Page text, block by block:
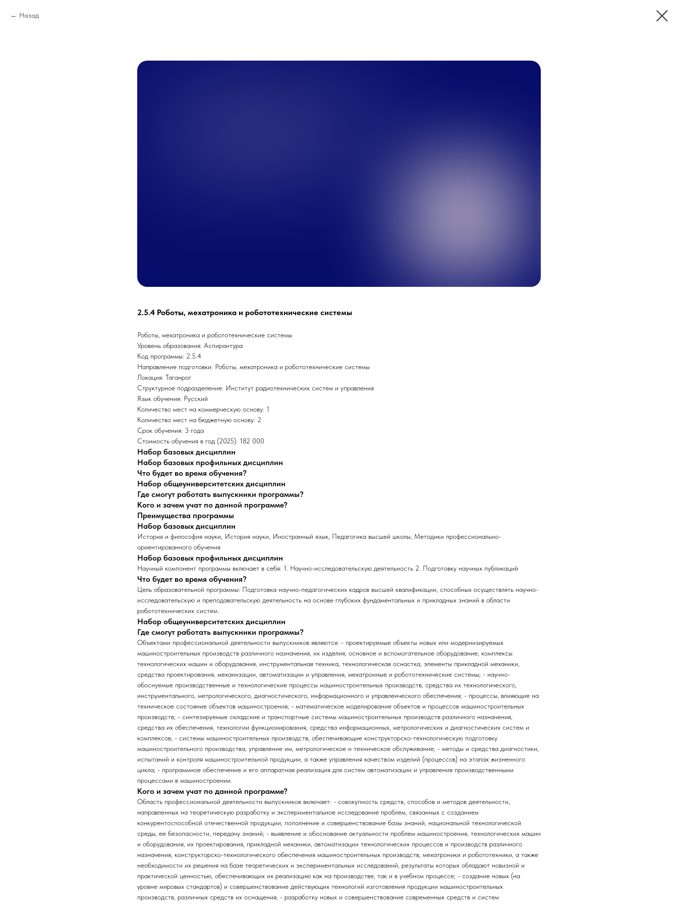
Назад
2.5.4 Роботы, мехатроника и робототехнические системы
Роботы, мехатроника и робототехнические системы
Уровень образования: Аспирантура
Код программы: 2.5.4
Направление подготовки: Роботы, мехатроника и робототехнические системы
Локация: Таганрог
Структурное подразделение: Институт радиотехнических систем и управления
Язык обучения: Русский
Количество мест на коммерческую основу: 1
Количество мест на бюджетную основу: 2
Срок обучения: 3 года
Стоимость обучения в год (2025): 182 000
Набор базовых дисциплин
Набор базовых профильных дисциплин
Что будет во время обучения?
Набор общеуниверситетских дисциплин
Где смогут работать выпускники программы?
Кого и зачем учат по данной программе?
Преимущества программы
Набор базовых дисциплин
История и философия науки, История науки, Иностранный язык, Педагогика высшей школы, Методики профессионально-
ориентированного обучения
Набор базовых профильных дисциплин
Научный компонент программы включает в себя: 1. Научно-исследовательскую деятельность 2. Подготовку научных публикаций
Что будет во время обучения?
Цель образовательной программы: Подготовка научно-педагогических кадров высшей квалификации, способных осуществлять научно-
исследовательскую и преподавательскую деятельность на основе глубоких фундаментальных и прикладных знаний в области
робототехнических систем.
Набор общеуниверситетских дисциплин
Где смогут работать выпускники программы?
Объектами профессиональной деятельности выпускников являются: - проектируемые объекты новых или модернизируемых
машиностроительных производств различного назначения, их изделия, основное и вспомогательное оборудование, комплексы
технологических машин и оборудования, инструментальная техника, технологическая оснастка, элементы прикладной механики,
средства проектирования, механизации, автоматизации и управления, мехатронные и робототехнические системы; - научно-
обоснуемые производственные и технологические процессы машиностроительных производств, средства их технологического,
инструментального, метрологического, диагностического, информационного и управленческого обеспечения; - процессы, влияющие на
техническое состояние объектов машиностроения; - математическое моделирование объектов и процессов машиностроительных
производств; - синтезируемые складские и транспортные системы машиностроительных производств различного назначения,
средства их обеспечения, технологии функционирования, средства информационных, метрологических и диагностических систем и
комплексов; - системы машиностроительных производств, обеспечивающие конструкторско-технологическую подготовку
машиностроительного производства, управление им, метрологическое и техническое обслуживание; - методы и средства диагностики,
испытаний и контроля машиностроительной продукции, а также управления качеством изделий (процессов) на этапах жизненного
цикла; - программное обеспечение и его аппаратная реализация для систем автоматизации и управления производственными
процессами в машиностроении.
Кого и зачем учат по данной программе?
Область профессиональной деятельности выпускников включает: - совокупность средств, способов и методов деятельности,
направленных на теоретическую разработку и экспериментальное исследование проблем, связанных с созданием
конкурентоспособной отечественной продукции, пополнение и совершенствование базы знаний, национальной технологической
среды, ее безопасности, передачу знаний; - выявление и обоснование актуальности проблем машиностроения, технологических машин
и оборудования, их проектирования, прикладной механики, автоматизации технологических процессов и производств различного
назначения, конструкторско-технологического обеспечения машиностроительных производств, мехатроники и робототехники, а также
необходимости их решения на базе теоретических и экспериментальных исследований, результаты которых обладают новизной и
практической ценностью, обеспечивающих их реализацию как на производстве, так и в учебном процессе; - создание новых (на
уровне мировых стандартов) и совершенствование действующих технологий изготовления продукции машиностроительных
производств, различных средств их оснащения; - разработку новых и совершенствование современных средств и систем